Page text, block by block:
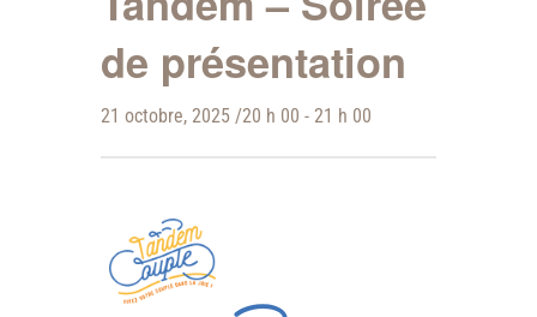
de présentation
21 octobre, 2025 /20 h 00 - 21 h 00